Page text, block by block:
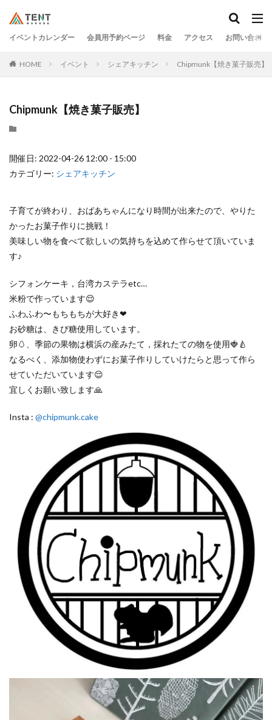
イベントカレンダー 会員用予約ページ 料金 アクセス お問い合わせ
HOME イベント シェアキッチン Chipmunk【焼き菓子販売】
Chipmunk【焼き菓子販売】
開催日: 2022-04-26 12:00 - 15:00
カテゴリー: シェアキッチン
子育てが終わり、おばあちゃんになり時間が出来たので、やりた
かったお菓子作りに挑戦！
美味しい物を食べて欲しいの気持ちを込めて作らせて頂いていま
す♪
シフォンケーキ，台湾カステラetc…
米粉で作っています😌
ふわふわ〜もちもちが大好き❤
お砂糖は、きび糖使用しています。
卵🥚、季節の果物は横浜の産みたて，採れたての物を使用🍓🍐
なるべく、添加物使わずにお菓子作りしていけたらと思って作ら
せていただいています😌
宜しくお願い致します🙏
Insta : @chipmunk.cake